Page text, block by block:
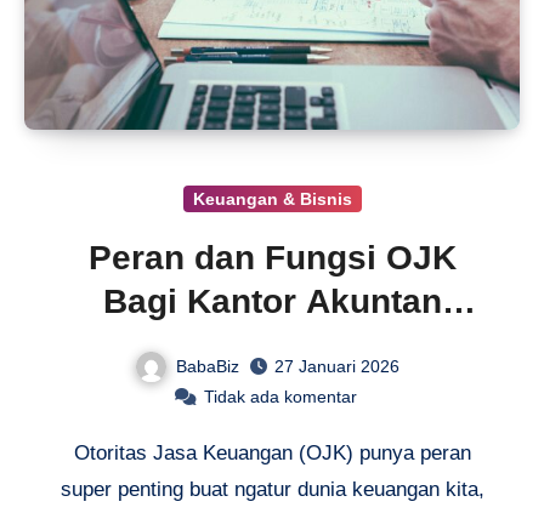
Keuangan & Bisnis
Peran dan Fungsi OJK
Bagi Kantor Akuntan
BabaBiz
27 Januari 2026
Tidak ada komentar
Otoritas Jasa Keuangan (OJK) punya peran
super penting buat ngatur dunia keuangan kita,